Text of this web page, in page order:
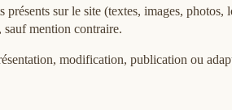
présents sur le site (textes, images,
mention contraire.
modification, publication ou